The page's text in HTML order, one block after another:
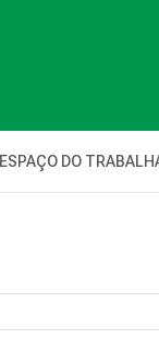
ESPAÇO DO